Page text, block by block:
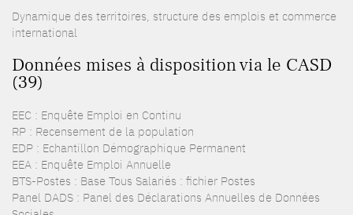
Dynamique des territoires, structure des emplois et commerce
international
Données mises à disposition via le CASD
(39)
EEC : Enquête Emploi en Continu
RP : Recensement de la population
EDP : Echantillon Démographique Permanent
EEA : Enquête Emploi Annuelle
BTS-Postes : Base Tous Salariés : fichier Postes
Panel DADS : Panel des Déclarations Annuelles de Données